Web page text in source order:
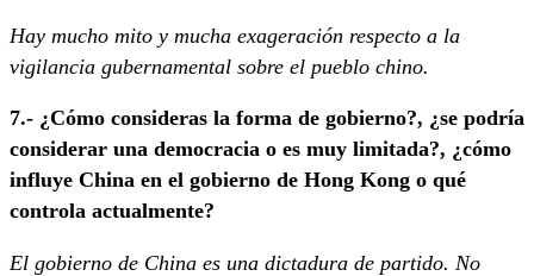
Hay mucho mito y mucha exageración respecto a la
vigilancia gubernamental sobre el pueblo chino.
7.- ¿Cómo consideras la forma de gobierno?, ¿se podría
considerar una democracia o es muy limitada?, ¿cómo
influye China en el gobierno de Hong Kong o qué
controla actualmente?
El gobierno de China es una dictadura de partido. No